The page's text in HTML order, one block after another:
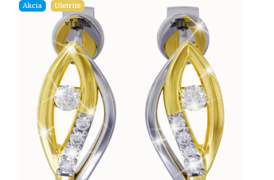
Akcia Ušetríte